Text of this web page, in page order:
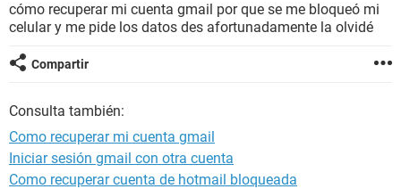
cómo recuperar mi cuenta gmail por que se me bloqueó mi
celular y me pide los datos des afortunadamente la olvidé
Compartir
Consulta también:
Como recuperar mi cuenta gmail
Iniciar sesión gmail con otra cuenta
Como recuperar cuenta de hotmail bloqueada